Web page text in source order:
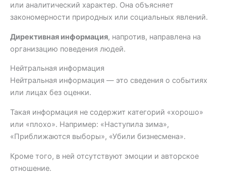
или аналитический характер. Она объясняет
закономерности природных или социальных явлений.
Директивная информация, напротив, направлена на
организацию поведения людей.
Нейтральная информация
Нейтральная информация — это сведения о событиях
или лицах без оценки.
Такая информация не содержит категорий «хорошо»
или «плохо». Например: «Наступила зима»,
«Приближаются выборы», «Убили бизнесмена».
Кроме того, в ней отсутствуют эмоции и авторское
отношение.